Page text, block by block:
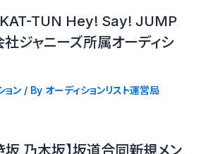
KAT-TUN Hey! Say! JUMP
社ジャニーズ所属オーディシ
ョン/ By オーディションリスト運営局
坂 乃木坂】坂道合同新規メン